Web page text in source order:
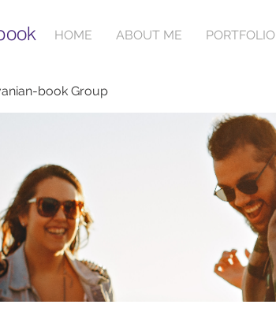
HOME ABOUT ME PORTFOLIO
book Group